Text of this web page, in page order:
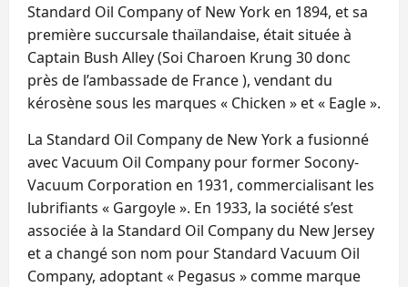
Standard Oil Company of New York en 1894, et sa
première succursale thaïlandaise, était située à
Captain Bush Alley (Soi Charoen Krung 30 donc
près de l’ambassade de France ), vendant du
kérosène sous les marques « Chicken » et « Eagle ».
La Standard Oil Company de New York a fusionné
avec Vacuum Oil Company pour former Socony-
Vacuum Corporation en 1931, commercialisant les
lubrifiants « Gargoyle ». En 1933, la société s’est
associée à la Standard Oil Company du New Jersey
et a changé son nom pour Standard Vacuum Oil
Company, adoptant « Pegasus » comme marque